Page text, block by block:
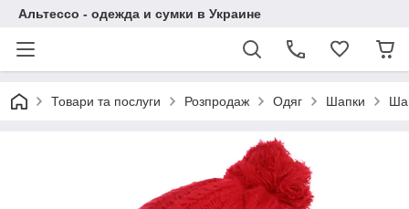
Альтессо - одежда и сумки в Украине
Товари та послуги Розпродаж Одяг Шапки